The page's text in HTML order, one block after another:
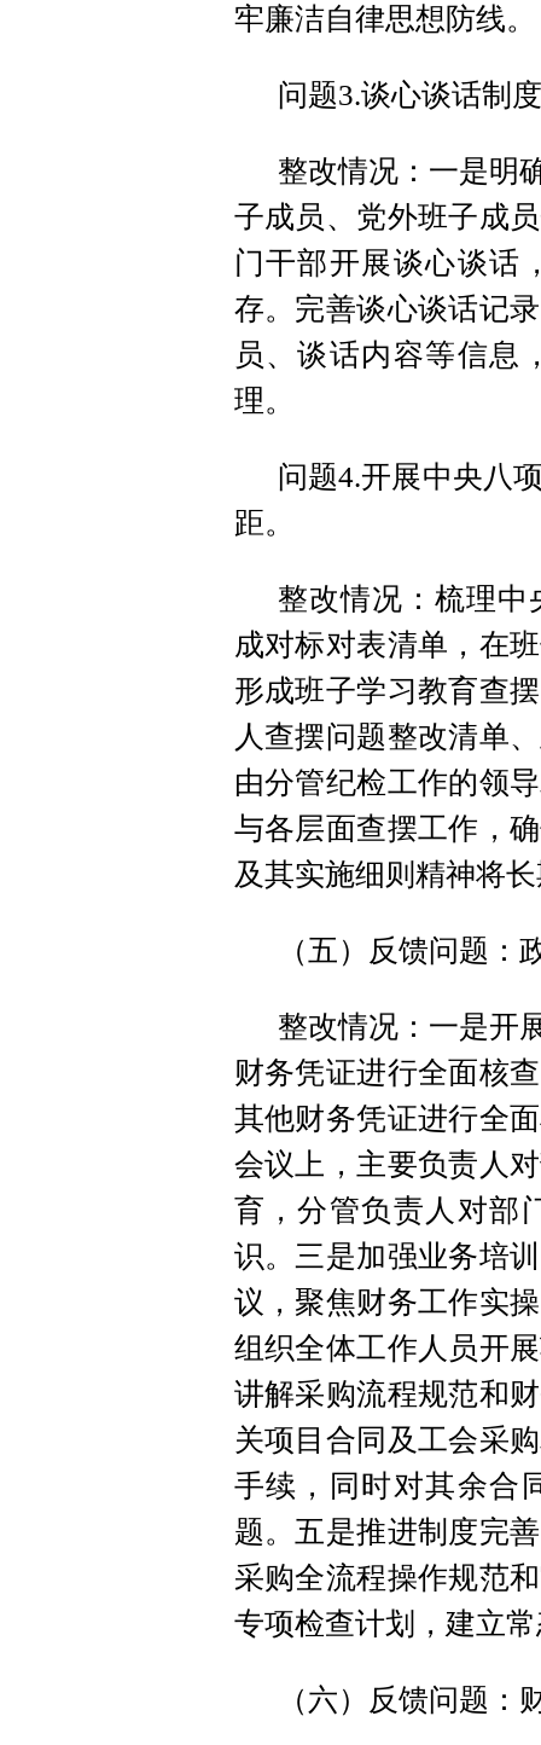
牢廉洁自律思想防线。
问题3.谈心谈话制
整改情况：一是明
子成员、党外班子成
门干部开展谈心谈话
存。完善谈心谈话记
员、谈话内容等信息
理。
问题4.开展中央八
距。
整改情况：梳理
成对标对表清单，在
形成班子学习教育查
人查摆问题整改清单
由分管纪检工作的领
与各层面查摆工作，
及其实施细则精神将
（五）反馈问题：
整改情况：一是开
财务凭证进行全面核
其他财务凭证进行全
会议上，主要负责人
育，分管负责人对部
识。三是加强业务培
议，聚焦财务工作实
组织全体工作人员开
讲解采购流程规范和
关项目合同及工会采
手续，同时对其余合
题。五是推进制度完
采购全流程操作规范
专项检查计划，建立
（六）反馈问题：